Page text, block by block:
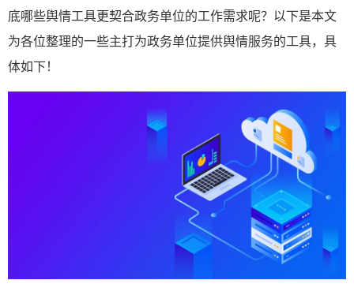
底哪些舆情工具更契合政务单位的工作需求呢？以下是本文
为各位整理的一些主打为政务单位提供舆情服务的工具，具
体如下！